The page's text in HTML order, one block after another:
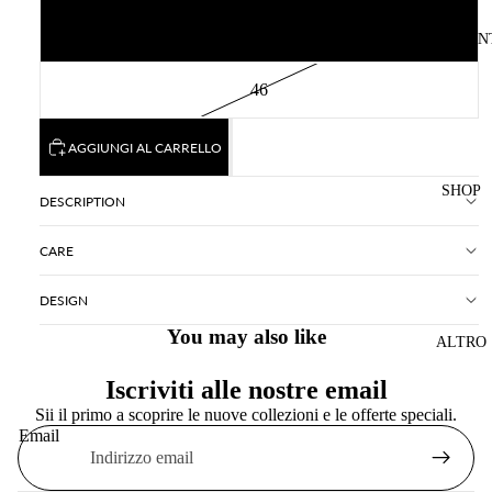
SHOP
ALTRO
46
AGGIUNGI AL CARRELLO
DESCRIPTION
CARE
DESIGN
You may also like
Iscriviti alle nostre email
Sii il primo a scoprire le nuove collezioni e le offerte speciali.
Email
Informativa sui rimborsi
Informativa sulla privacy